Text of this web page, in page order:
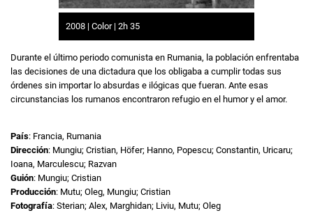
2008 | Color | 2h 35
Durante el último periodo comunista en Rumania, la población enfrentaba
las decisiones de una dictadura que los obligaba a cumplir todas sus
órdenes sin importar lo absurdas e ilógicas que fueran. Ante esas
circunstancias los rumanos encontraron refugio en el humor y el amor.
País: Francia, Rumania
Dirección: Mungiu; Cristian, Höfer; Hanno, Popescu; Constantin, Uricaru;
Ioana, Marculescu; Razvan
Guión: Mungiu; Cristian
Producción: Mutu; Oleg, Mungiu; Cristian
Fotografía: Sterian; Alex, Marghidan; Liviu, Mutu; Oleg